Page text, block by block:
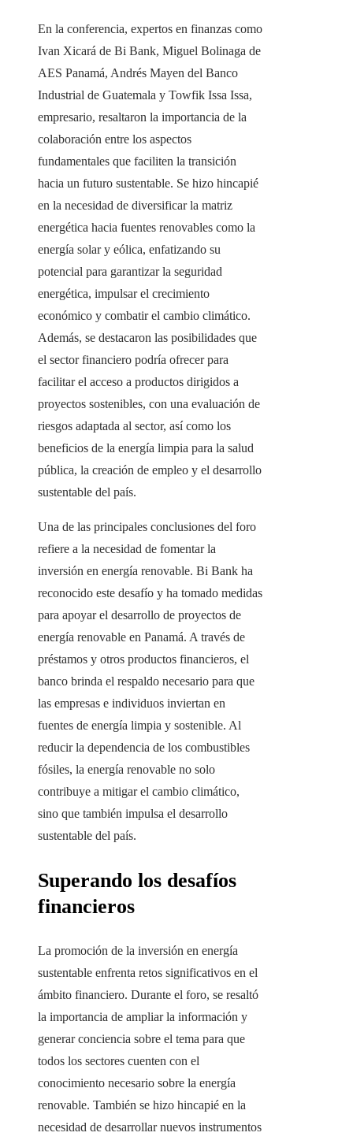
En la conferencia, expertos en finanzas como
Ivan Xicará de Bi Bank, Miguel Bolinaga de
AES Panamá, Andrés Mayen del Banco
Industrial de Guatemala y Towfik Issa Issa,
empresario, resaltaron la importancia de la
colaboración entre los aspectos
fundamentales que faciliten la transición
hacia un futuro sustentable. Se hizo hincapié
en la necesidad de diversificar la matriz
energética hacia fuentes renovables como la
energía solar y eólica, enfatizando su
potencial para garantizar la seguridad
energética, impulsar el crecimiento
económico y combatir el cambio climático.
Además, se destacaron las posibilidades que
el sector financiero podría ofrecer para
facilitar el acceso a productos dirigidos a
proyectos sostenibles, con una evaluación de
riesgos adaptada al sector, así como los
beneficios de la energía limpia para la salud
pública, la creación de empleo y el desarrollo
sustentable del país.
Una de las principales conclusiones del foro
refiere a la necesidad de fomentar la
inversión en energía renovable. Bi Bank ha
reconocido este desafío y ha tomado medidas
para apoyar el desarrollo de proyectos de
energía renovable en Panamá. A través de
préstamos y otros productos financieros, el
banco brinda el respaldo necesario para que
las empresas e individuos inviertan en
fuentes de energía limpia y sostenible. Al
reducir la dependencia de los combustibles
fósiles, la energía renovable no solo
contribuye a mitigar el cambio climático,
sino que también impulsa el desarrollo
sustentable del país.
Superando los desafíos
financieros
La promoción de la inversión en energía
sustentable enfrenta retos significativos en el
ámbito financiero. Durante el foro, se resaltó
la importancia de ampliar la información y
generar conciencia sobre el tema para que
todos los sectores cuenten con el
conocimiento necesario sobre la energía
renovable. También se hizo hincapié en la
necesidad de desarrollar nuevos instrumentos